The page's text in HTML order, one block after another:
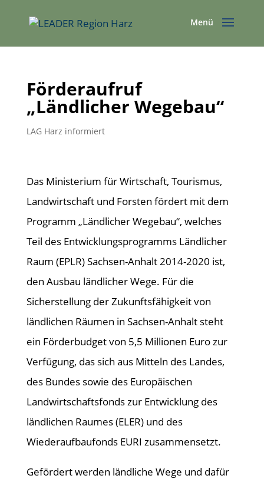
Förderaufruf
„Ländlicher Wegebau“
LAG Harz informiert
Das Ministerium für Wirtschaft, Tourismus,
Landwirtschaft und Forsten fördert mit dem
Programm „Ländlicher Wegebau“, welches
Teil des Entwicklungsprogramms Ländlicher
Raum (EPLR) Sachsen-Anhalt 2014-2020 ist,
den Ausbau ländlicher Wege. Für die
Sicherstellung der Zukunftsfähigkeit von
ländlichen Räumen in Sachsen-Anhalt steht
ein Förderbudget von 5,5 Millionen Euro zur
Verfügung, das sich aus Mitteln des Landes,
des Bundes sowie des Europäischen
Landwirtschaftsfonds zur Entwicklung des
ländlichen Raumes (ELER) und des
Wiederaufbaufonds EURI zusammensetzt.
Gefördert werden ländliche Wege und dafür